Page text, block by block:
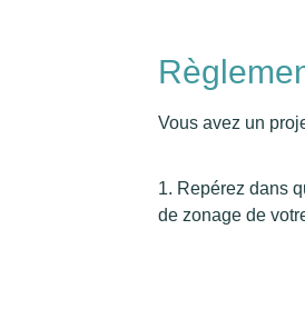
Vous avez un
1. Repérez dans
de zonage de